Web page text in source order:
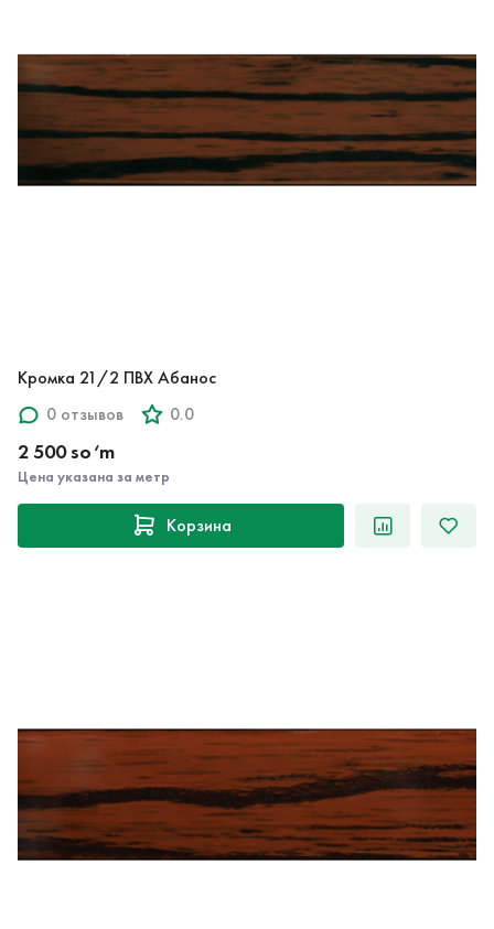
Кромка 21/2 ПВХ Абанос
0 отзывов
0.0
2 500 so‘m
Цена указана за метр
Корзина